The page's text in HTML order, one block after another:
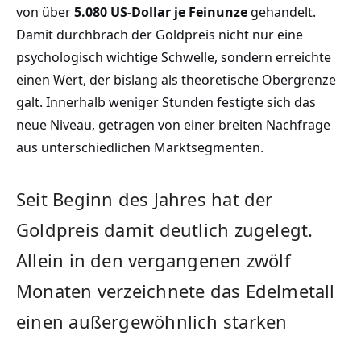
von über5.080 US-Dollar je Feinunze gehandelt.
Damit durchbrach der Goldpreis nicht nur eine
psychologisch wichtige Schwelle, sondern erreichte
einen Wert, der bislang als theoretische Obergrenze
galt. Innerhalb weniger Stunden festigte sich das
neue Niveau, getragen von einer breiten Nachfrage
aus unterschiedlichen Marktsegmenten.
Seit Beginn des Jahres hat der
Goldpreis damit deutlich zugelegt.
Allein in den vergangenen zwölf
Monaten verzeichnete das Edelmetall
einen außergewöhnlich starken